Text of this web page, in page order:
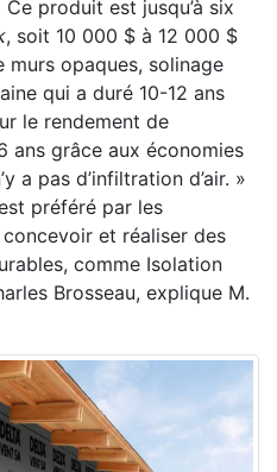
Ce produit est jusqu’à six
, soit 10 000 $ à 12 000 $
murs opaques, solinage
qui a duré 10-12 ans
le rendement de
ans grâce aux économies
a pas d’infiltration d’air. »
préféré par les
et réaliser des
comme Isolation
Brosseau, explique M.